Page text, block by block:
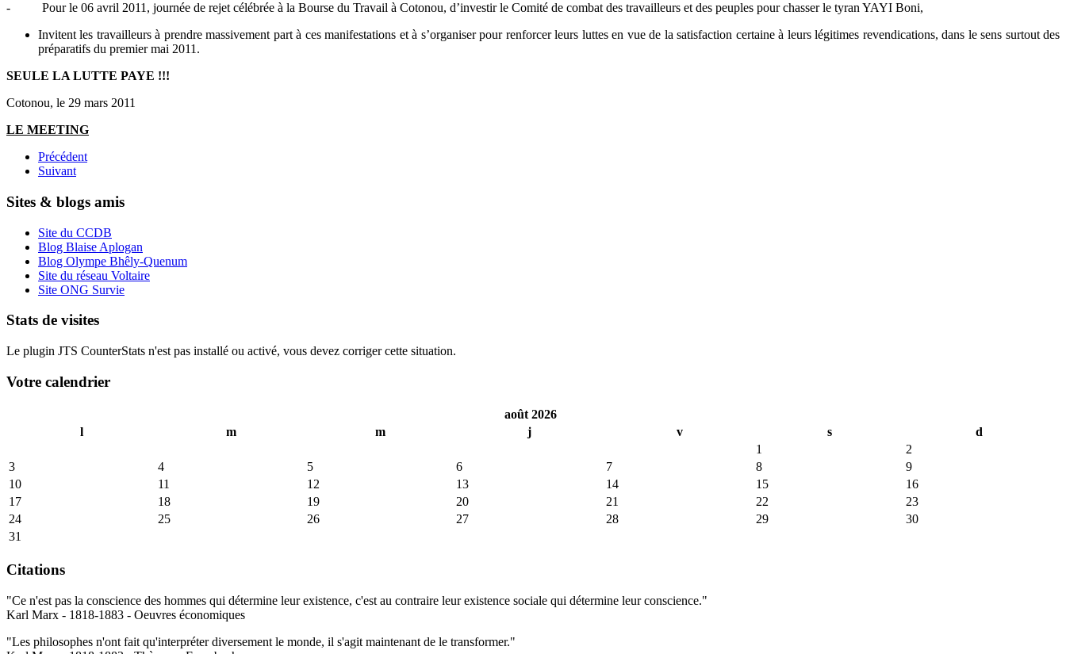
- Pour le 06 avril 2011, journée de rejet célébrée à la Bourse du Travail à Cotonou, d’investir le Comité de combat des travailleurs et des peuples pour chasser le tyran YAYI Boni,
Invitent les travailleurs à prendre massivement part à ces manifestations et à s’organiser pour renforcer leurs luttes en vue de la satisfaction certaine à leurs légitimes revendications, dans le sens surtout des
préparatifs du premier mai 2011.
SEULE LA LUTTE PAYE !!!
Cotonou, le 29 mars 2011
LE MEETING
Précédent
Suivant
Sites & blogs amis
Site du CCDB
Blog Blaise Aplogan
Blog Olympe Bhêly-Quenum
Site du réseau Voltaire
Site ONG Survie
Stats de visites
Le plugin JTS CounterStats n'est pas installé ou activé, vous devez corriger cette situation.
Votre calendrier
août 2026
l
m m j v s
d
1
2
3
4 5 6 7 8
9
10
11 12 13 14 15
16
17
18 19 20 21 22
23
24
25 26 27 28 29
30
31
Citations
"Ce n'est pas la conscience des hommes qui détermine leur existence, c'est au contraire leur existence sociale qui détermine leur conscience."
Karl Marx - 1818-1883 - Oeuvres économiques
"Les philosophes n'ont fait qu'interpréter diversement le monde, il s'agit maintenant de le transformer."